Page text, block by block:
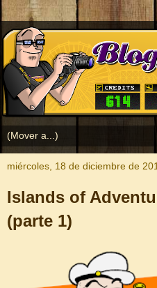
miércoles, 18 de diciembre de
Islands of
(parte 1)